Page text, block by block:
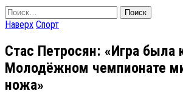
Найти:
Наверх Спорт
Стас Петросян: «Игра была
Молодёжном чемпионате
ножа»